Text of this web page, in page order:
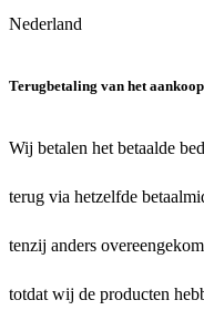
Nederland
Terugbetaling van het
Wij betalen het betaalde
terug via hetzelfde
tenzij anders
totdat wij de producten